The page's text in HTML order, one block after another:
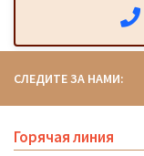
СЛЕДИТЕ ЗА НАМИ:
Горячая линия